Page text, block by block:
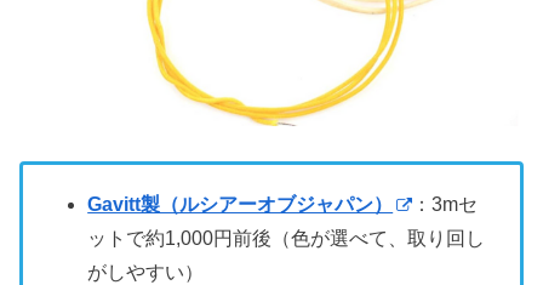
Gavitt製（ルシアーオブジャパン）
：3mセ
ットで約1,000円前後（色が選べて、取り回し
がしやすい）